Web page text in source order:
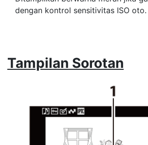
dengan kontrol sensitivitas ISO
Tampilan Sorotan